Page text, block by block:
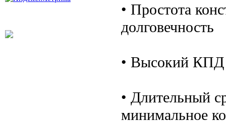
• Простота
долговечность
• Высокий КПД
• Длительный
минимальное